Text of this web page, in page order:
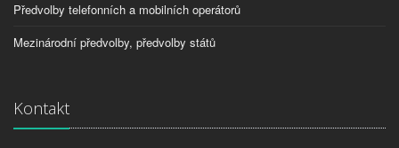
Předvolby telefonních a mobilních operátorů
Mezinárodní předvolby, předvolby států
Kontakt